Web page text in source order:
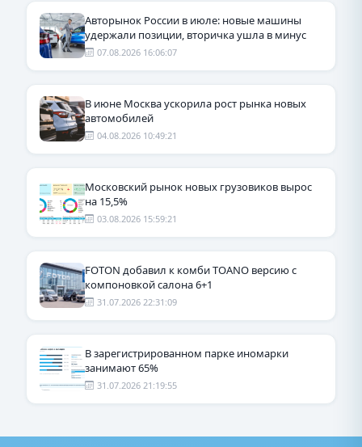
Авторынок России в июле: новые машины
удержали позиции, вторичка ушла в минус
07.08.2026 16:06:07
В июне Москва ускорила рост рынка новых
автомобилей
04.08.2026 10:49:21
Московский рынок новых грузовиков вырос
на 15,5%
03.08.2026 15:59:21
FOTON добавил к комби TOANO версию с
компоновкой салона 6+1
31.07.2026 22:31:09
В зарегистрированном парке иномарки
занимают 65%
31.07.2026 21:19:55